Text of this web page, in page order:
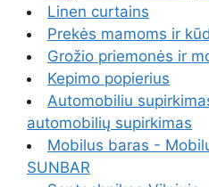
Linen curtains
Prekės mamoms ir
Grožio priemonės ir
Kepimo popierius
Automobiliu
automobilių supirkimas
Mobilus baras -
SUNBAR